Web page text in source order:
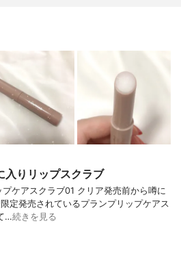
入りリップスクラブ
ケアスクラブ01 クリア発売前から噂に
定発売されているプランプリップケアス
…続きを見る